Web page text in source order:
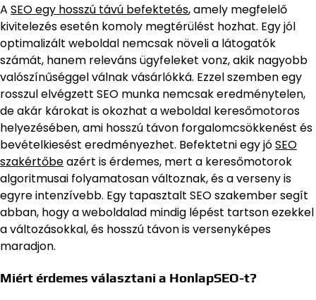
A SEO egy hosszú távú befektetés, amely megfelelő
kivitelezés esetén komoly megtérülést hozhat. Egy jól
optimalizált weboldal nemcsak növeli a látogatók
számát, hanem releváns ügyfeleket vonz, akik nagyobb
valószínűséggel válnak vásárlókká. Ezzel szemben egy
rosszul elvégzett SEO munka nemcsak eredménytelen,
de akár károkat is okozhat a weboldal keresőmotoros
helyezésében, ami hosszú távon forgalomcsökkenést és
bevételkiesést eredményezhet. Befektetni egy jóSEO
szakértőbeazért is érdemes, mert a keresőmotorok
algoritmusai folyamatosan változnak, és a verseny is
egyre intenzívebb. Egy tapasztalt SEO szakember segít
abban, hogy a weboldalad mindig lépést tartson ezekkel
a változásokkal, és hosszú távon is versenyképes
maradjon.
Miért érdemes választani a HonlapSEO-t?